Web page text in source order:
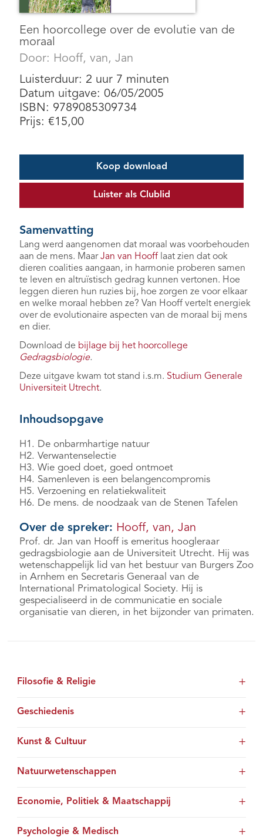
Een hoorcollege over de evolutie van de
moraal
Door: Hooff, van, Jan
Luisterduur: 2 uur 7 minuten
Datum uitgave: 06/05/2005
ISBN: 9789085309734
Prijs: €15,00
Koop download
Luister als Clublid
Samenvatting
Lang werd aangenomen dat moraal was voorbehouden
aan de mens. MaarJan van Hooff laat zien dat ook
dieren coalities aangaan, in harmonie proberen samen
te leven en altruïstisch gedrag kunnen vertonen. Hoe
leggen dieren hun ruzies bij, hoe zorgen ze voor elkaar
en welke moraal hebben ze? Van Hooff vertelt energiek
over de evolutionaire aspecten van de moraal bij mens
en dier.
Download de bijlage bij het hoorcollege
Gedragsbiologie.
Deze uitgave kwam tot stand i.s.m. Studium Generale
Universiteit Utrecht.
Inhoudsopgave
H1. De onbarmhartige natuur
H2. Verwantenselectie
H3. Wie goed doet, goed ontmoet
H4. Samenleven is een belangencompromis
H5. Verzoening en relatiekwaliteit
H6. De mens. de noodzaak van de Stenen Tafelen
Over de spreker: Hooff, van, Jan
Prof. dr. Jan van Hooff is emeritus hoogleraar
gedragsbiologie aan de Universiteit Utrecht. Hij was
wetenschappelijk lid van het bestuur van Burgers Zoo
in Arnhem en Secretaris Generaal van de
International Primatological Society. Hij is
gespecialiseerd in de communicatie en sociale
organisatie van dieren, in het bijzonder van primaten.
Filosofie & Religie
Geschiedenis
Kunst & Cultuur
Natuurwetenschappen
Economie, Politiek & Maatschappij
Psychologie & Medisch